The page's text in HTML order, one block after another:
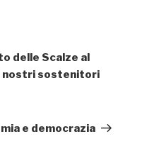
delle Scalze al
nostri sostenitori
e democrazia